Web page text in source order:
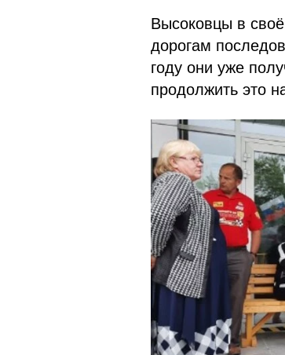
Высоковцы в
дорогам
году они уже
продолжить это